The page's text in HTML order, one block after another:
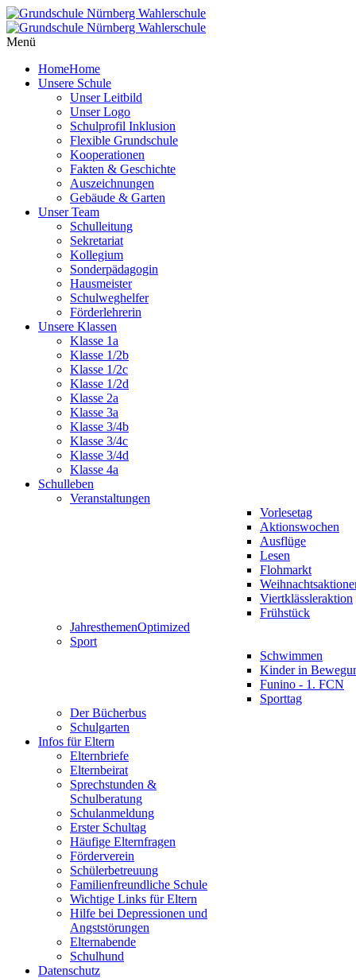
Menü
HomeHome
Unsere Schule
Unser Leitbild
Unser Logo
Schulprofil Inklusion
Flexible Grundschule
Kooperationen
Fakten & Geschichte
Auszeichnungen
Gebäude & Garten
Unser Team
Schulleitung
Sekretariat
Kollegium
Sonderpädagogin
Hausmeister
Schulweghelfer
Förderlehrerin
Unsere Klassen
Klasse 1a
Klasse 1/2b
Klasse 1/2c
Klasse 1/2d
Klasse 2a
Klasse 3a
Klasse 3/4b
Klasse 3/4c
Klasse 3/4d
Klasse 4a
Schulleben
Veranstaltungen
Vorlesetag
Aktionswochen
Ausflüge
Lesen
Flohmarkt
Viertklässleraktion
Frühstück
JahresthemenOptimized
Sport
Schwimmen
Kinder in
Funino - 1. FCN
Sporttag
Der Bücherbus
Schulgarten
Infos für Eltern
Elternbriefe
Elternbeirat
Sprechstunden &
Schulberatung
Schulanmeldung
Erster Schultag
Häufige Elternfragen
Förderverein
Schülerbetreuung
Familienfreundliche Schule
Wichtige Links für Eltern
Hilfe bei Depressionen und
Angststörungen
Elternabende
Schulhund
Datenschutz